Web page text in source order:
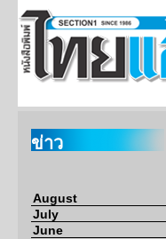
ข่าว
August
July
June